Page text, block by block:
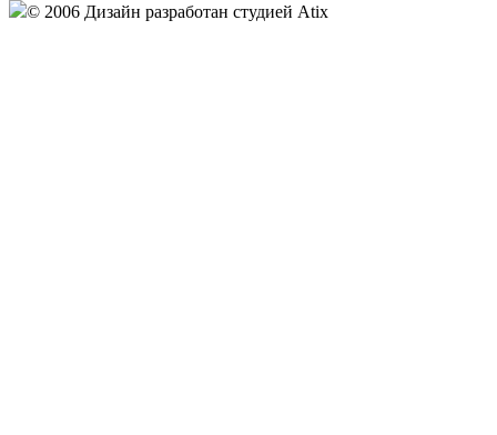
© 2006 Дизайн разработан студией Atix